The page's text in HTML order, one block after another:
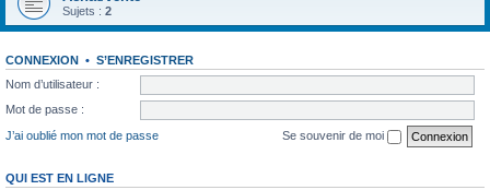
Sujets : 2
CONNEXION • S’ENREGISTRER
Nom d’utilisateur :
Mot de passe :
J’ai oublié mon mot de passe
Se souvenir de moi
QUI EST EN LIGNE